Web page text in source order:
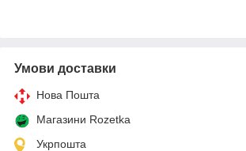
Умови доставки
Нова Пошта
Магазини Rozetka
Укрпошта